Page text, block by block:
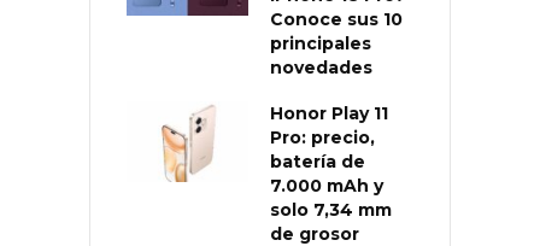
Conoce sus 10
principales
novedades
Honor Play 11
Pro: precio,
batería de
7.000 mAh y
solo 7,34 mm
de grosor